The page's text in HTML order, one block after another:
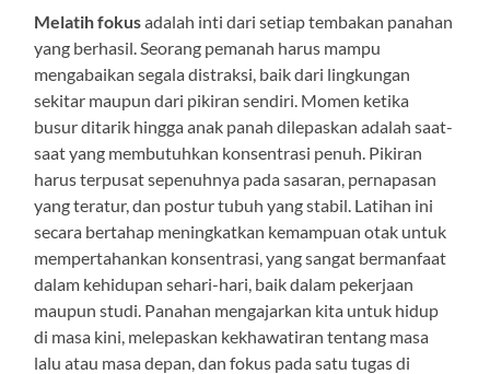
Melatih fokusadalah inti dari setiap tembakan panahan
yang berhasil. Seorang pemanah harus mampu
mengabaikan segala distraksi, baik dari lingkungan
sekitar maupun dari pikiran sendiri. Momen ketika
busur ditarik hingga anak panah dilepaskan adalah saat-
saat yang membutuhkan konsentrasi penuh. Pikiran
harus terpusat sepenuhnya pada sasaran, pernapasan
yang teratur, dan postur tubuh yang stabil. Latihan ini
secara bertahap meningkatkan kemampuan otak untuk
mempertahankan konsentrasi, yang sangat bermanfaat
dalam kehidupan sehari-hari, baik dalam pekerjaan
maupun studi. Panahan mengajarkan kita untuk hidup
di masa kini, melepaskan kekhawatiran tentang masa
lalu atau masa depan, dan fokus pada satu tugas di